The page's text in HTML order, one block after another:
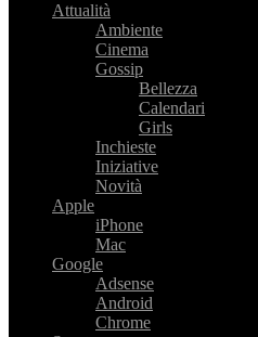
Attualità
Ambiente
Cinema
Gossip
Bellezza
Calendari
Girls
Inchieste
Iniziative
Novità
Apple
iPhone
Mac
Google
Adsense
Android
Chrome